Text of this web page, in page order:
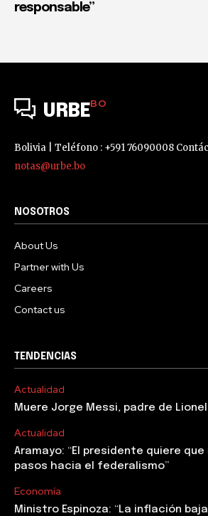
responsable”
URBEBO
Bolivia | Teléfono : +591 76090008
notas@urbe.bo
NOSOTROS
About Us
Partner with Us
Careers
Contact us
TENDENCIAS
Actualidad
Muere Jorge Messi, padre de
Actualidad
Aramayo: “El presidente quiere
pasos hacia el federalismo”
Economía
Ministro Espinoza: “La inflación